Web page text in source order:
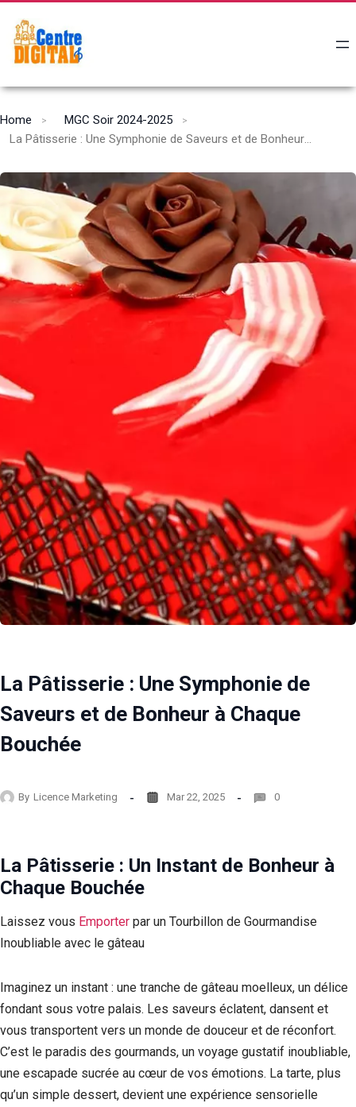
Home
MGC Soir 2024-2025
La Pâtisserie : Une Symphonie de Saveurs et de Bonheur à Chaque Bouchée
La Pâtisserie : Une Symphonie de
Saveurs et de Bonheur à Chaque
Bouchée
By Licence Marketing Mar 22, 2025 0
La Pâtisserie : Un Instant de Bonheur à
Chaque Bouchée
Laissez vous Emporter par un Tourbillon de Gourmandise
Inoubliable avec le gâteau
Imaginez un instant : une tranche de gâteau moelleux, un délice
fondant sous votre palais. Les saveurs éclatent, dansent et
vous transportent vers un monde de douceur et de réconfort.
C’est le paradis des gourmands, un voyage gustatif inoubliable,
une escapade sucrée au cœur de vos émotions. La tarte, plus
qu’un simple dessert, devient une expérience sensorielle